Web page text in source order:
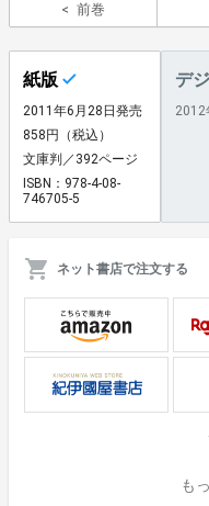
前巻
紙版
2011年6月28日発売
858円（税込）
文庫判／392ページ
ISBN：978-4-08-
746705-5
デ
2012
ネット書店で注文する